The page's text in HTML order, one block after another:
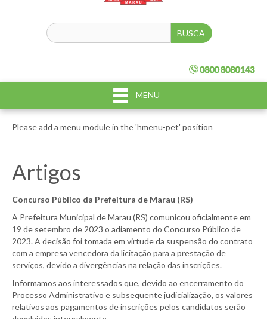
MENU
Please add a menu module in the 'hmenu-pet' position
Artigos
Concurso Público da Prefeitura de Marau (RS)
A Prefeitura Municipal de Marau (RS) comunicou oficialmente em
19 de setembro de 2023 o adiamento do Concurso Público de
2023. A decisão foi tomada em virtude da suspensão do contrato
com a empresa vencedora da licitação para a prestação de
serviços, devido a divergências na relação das inscrições.
Informamos aos interessados que, devido ao encerramento do
Processo Administrativo e subsequente judicialização, os valores
relativos aos pagamentos de inscrições pelos candidatos serão